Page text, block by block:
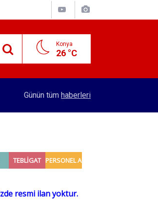
Konya
26 °C
Merkez Bankası rezervleri açıklandı
Günün tüm haberleri